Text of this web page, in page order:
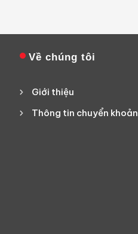
Về chúng tôi
Giới thiệu
Thông tin chuyển khoản